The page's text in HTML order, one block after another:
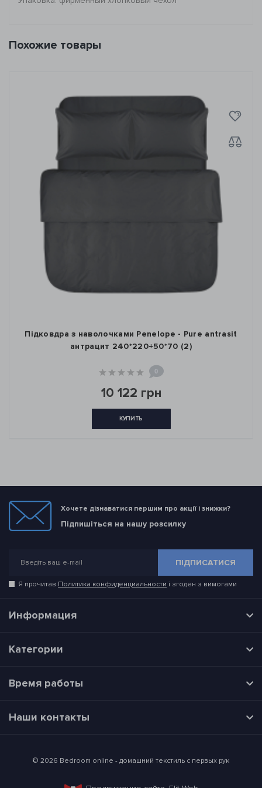
Похожие товары
Підковдра з наволочками Penelope - Pure antrasit
антрацит 240*220+50*70 (2)
0
10 122 грн
КУПИТЬ
Хочете дізнаватися першим про акції і знижки?
Підпишіться на нашу розсилку
ПІДПИСАТИСЯ
Я прочитав Политика конфиденциальности і згоден з вимогами
Информация
Категории
Время работы
Наши контакты
© 2026 Bedroom online - домашний текстиль с первых рук